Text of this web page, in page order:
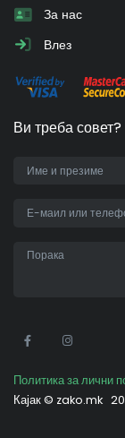
За нас
Влез
Ви треба совет?
Политика за лични
Кајак © zako.mk